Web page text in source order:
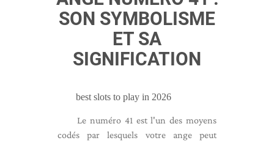
SON SYMBOLISME
ET SA
SIGNIFICATION
best slots to play in 2026
Le numéro 41 est l'un des moyens
codés par lesquels votre ange peut